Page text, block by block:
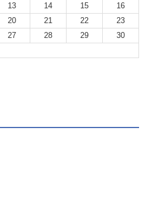
13 14 15
16
20 21 22
23
27 28 29
30